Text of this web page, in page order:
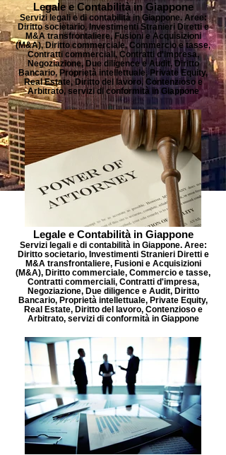
Legale e Contabilità in Giappone
Servizi legali e di contabilità in Giappone. Aree:
Diritto societario, Investimenti Stranieri Diretti e
M&A transfrontaliere, Fusioni e Acquisizioni
(M&A), Diritto commerciale, Commercio e tasse,
Contratti commerciali, Contratti d'impresa,
Negoziazione, Due diligence e Audit, Diritto
Bancario, Proprietà intellettuale, Private Equity,
Real Estate, Diritto del lavoro, Contenzioso e
Arbitrato, servizi di conformità in Giappone
Legale e Contabilità in Giappone
Servizi legali e di contabilità in Giappone. Aree:
Diritto societario, Investimenti Stranieri Diretti e
M&A transfrontaliere, Fusioni e Acquisizioni
(M&A), Diritto commerciale, Commercio e tasse,
Contratti commerciali, Contratti d'impresa,
Negoziazione, Due diligence e Audit, Diritto
Bancario, Proprietà intellettuale, Private Equity,
Real Estate, Diritto del lavoro, Contenzioso e
Arbitrato, servizi di conformità in Giappone